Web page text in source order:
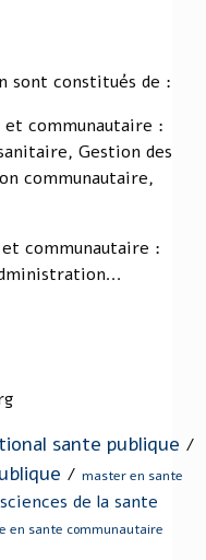
sont constitués de :
et communautaire :
Gestion des
communautaire,
communautaire :
sante publique /
/ master en sante
de la sante
en sante communautaire